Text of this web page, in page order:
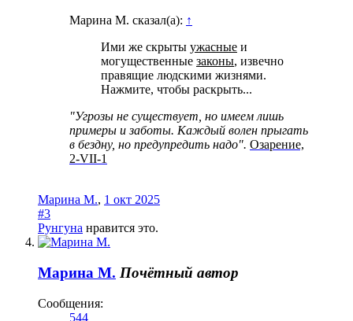
Марина М. сказал(а): ↑
Ими же скрыты ужасные и
могущественные законы, извечно
правящие людскими жизнями.
Нажмите, чтобы раскрыть...
"Угрозы не существует, но имеем лишь
примеры и заботы. Каждый волен прыгать
в бездну, но предупредить надо". Озарение,
2-VII-1
Марина М., 1 окт 2025
#3
Рунгуна нравится это.
Марина М. Почётный автор
Сообщения:
544